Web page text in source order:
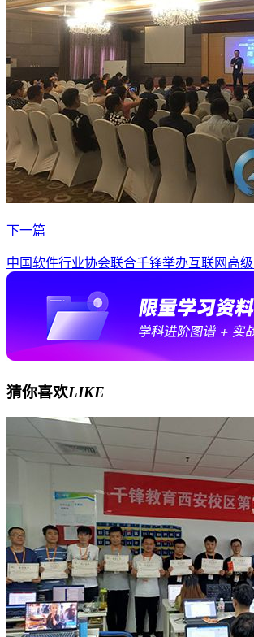
下一篇
中国软件行业协会联合千锋举办互联网高
猜你喜欢LIKE